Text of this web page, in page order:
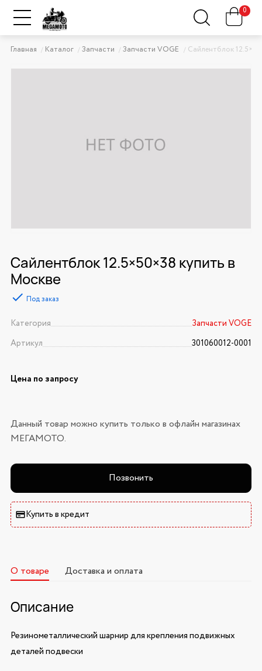
0
Главная Каталог Запчасти Запчасти VOGE Сайлентблок
Сайлентблок 12.5×50×38 купить в
Москве
Под заказ
Категория
Запчасти VOGE
Артикул
301060012-0001
Цена по запросу
Данный товар можно купить только в офлайн магазинах
МЕГАМОТО.
Позвонить
Купить в кредит
О товаре Доставка и оплата
Описание
Резинометаллический шарнир для крепления подвижных
деталей подвески